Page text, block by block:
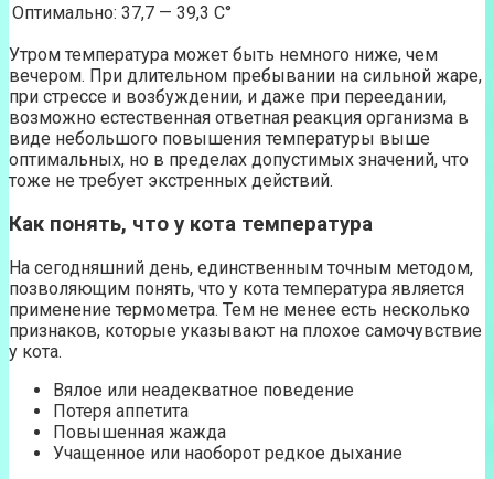
Оптимально: 37,7 — 39,3 C°
Утром температура может быть немного ниже, чем
вечером. При длительном пребывании на сильной жаре,
при стрессе и возбуждении, и даже при переедании,
возможно естественная ответная реакция организма в
виде небольшого повышения температуры выше
оптимальных, но в пределах допустимых значений, что
тоже не требует экстренных действий.
Как понять, что у кота температура
На сегодняшний день, единственным точным методом,
позволяющим понять, что у кота температура является
применение термометра. Тем не менее есть несколько
признаков, которые указывают на плохое самочувствие
у кота.
Вялое или неадекватное поведение
Потеря аппетита
Повышенная жажда
Учащенное или наоборот редкое дыхание